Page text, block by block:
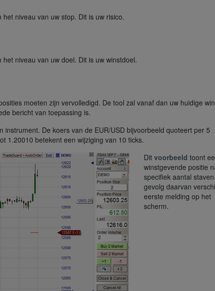
niveau van uw stop. Dit is uw risico.
niveau van uw doel. Dit is uw winstdoel.
moeten zijn vervolledigd. De tool zal vanaf dan uw huidige
bericht van toepassing is.
De koers van de EUR/USD bijvoorbeeld quoteert per 5
1.20010 betekent een wijziging van 10 ticks.
Dit voorbeeld toont
winstgevende positie
specifiek aantal
gevolg daarvan
eerste melding op het
scherm.